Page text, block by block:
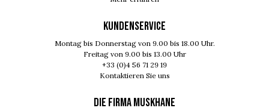
KUNDENSERVICE
Montag bis Donnerstag von 9.00 bis 18.00 Uhr.
Freitag von 9.00 bis 13.00 Uhr
+33 (0)4 56 71 29 19
Kontaktieren Sie uns
DIE FIRMA MUSKHANE